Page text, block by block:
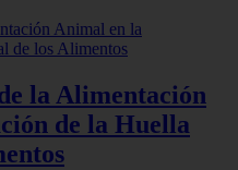
la Alimentación
de la Huella